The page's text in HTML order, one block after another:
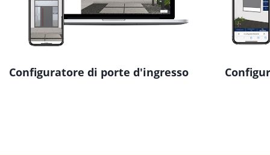
Configuratore di porte d'ingresso